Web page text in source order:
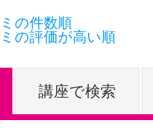
体験レッス
やりたいこ
特集をみる
の件数順
の評価が高い順
講座で検索